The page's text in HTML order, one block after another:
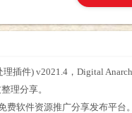
插件) v2021.4，Digital
理分享。
费软件资源推广分享发布平台。